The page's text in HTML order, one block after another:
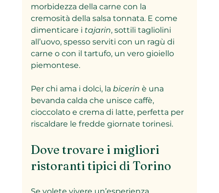
morbidezza della carne con la
cremosità della salsa tonnata. E come
dimenticare i tajarin, sottili tagliolini
all’uovo, spesso serviti con un ragù di
carne o con il tartufo, un vero gioiello
piemontese.
Per chi ama i dolci, la bicerin è una
bevanda calda che unisce caffè,
cioccolato e crema di latte, perfetta per
riscaldare le fredde giornate torinesi.
Dove trovare i migliori
ristoranti tipici di Torino